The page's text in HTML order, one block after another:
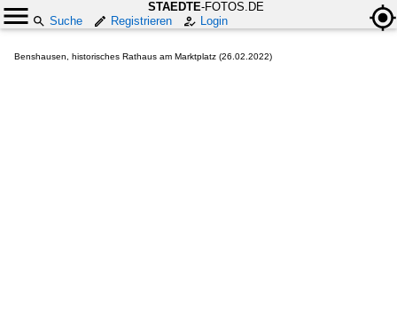
STAEDTE-FOTOS.DE
Suche
Registrieren Login
Benshausen, historisches Rathaus am Marktplatz (26.02.2022)